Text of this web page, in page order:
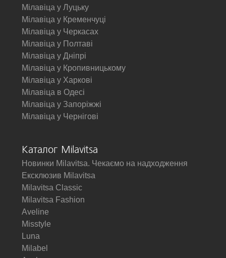
Мілавіца у Луцьку
Мілавіца у Кременчуці
Мілавіца у Черкасах
Мілавіца у Полтаві
Мілавіца у Дніпрі
Мілавіца у Кропивницькому
Мілавіца у Харкові
Мілавіца в Одесі
Мілавіца у Запоріжжі
Мілавіца у Чернігові
Каталог Milavitsa
Новинки Milavitsa. Чекаємо на надходження
Ексклюзив Milavitsa
Milavitsa Classic
Milavitsa Fashion
Aveline
Misstyle
Luna
Milabel